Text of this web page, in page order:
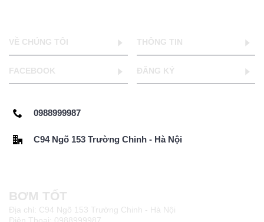
VỀ CHÚNG TÔI THÔNG TIN
FACEBOOK ĐĂNG KÝ
0988999987
C94 Ngõ 153 Trường Chinh - Hà Nội
BƠM TỐT
Địa chỉ: C94 Ngõ 153 Trường Chinh - Hà Nội